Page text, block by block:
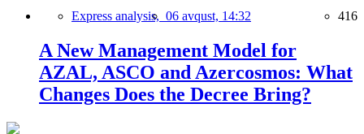
Express analysis, 06 avqust, 14:32 416
A New Management Model for
AZAL, ASCO and Azercosmos: What
Changes Does the Decree Bring?